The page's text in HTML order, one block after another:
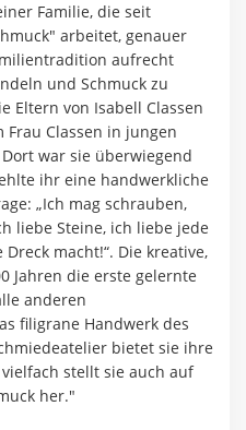
Familie, die seit
arbeitet, genauer
aufrecht
und Schmuck zu
Eltern von Isabell Classen
Frau Classen in jungen
war sie überwiegend
ihr eine handwerkliche
„Ich mag schrauben,
liebe Steine, ich liebe jede
macht!“. Die kreative,
Jahren die erste gelernte
anderen
filigrane Handwerk des
bietet sie ihre
stellt sie auch auf
her."